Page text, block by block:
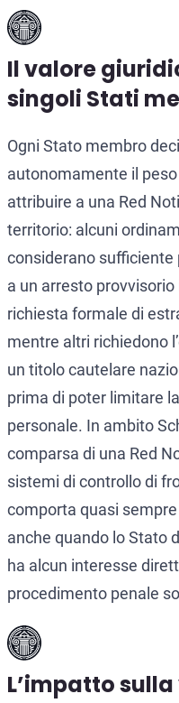
Il valore
singoli Stati
Ogni Stato membro
autonomamente il
attribuire a una Red
territorio: alcuni
considerano sufficiente
a un arresto
richiesta formale di
mentre altri richiedono
un titolo cautelare
prima di poter limitare
personale. In ambito
comparsa di una Red
sistemi di controllo di
comporta quasi
anche quando lo Stato
ha alcun interesse
procedimento penale
L’impatto